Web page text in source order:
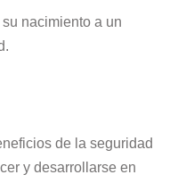
nacimiento a un
de la seguridad
y desarrollarse en